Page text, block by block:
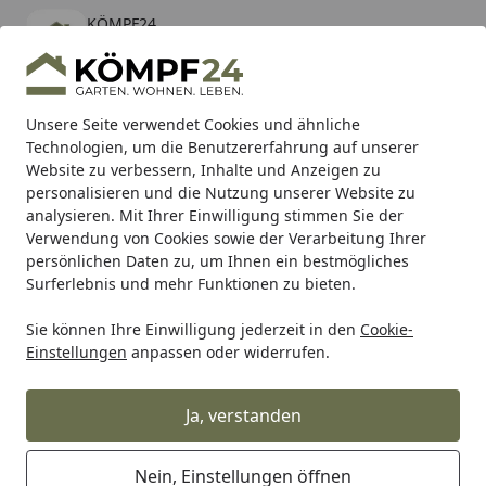
Unsere Seite verwendet Cookies und ähnliche
Technologien, um die Benutzererfahrung auf unserer
Website zu verbessern, Inhalte und Anzeigen zu
personalisieren und die Nutzung unserer Website zu
analysieren. Mit Ihrer Einwilligung stimmen Sie der
Verwendung von Cookies sowie der Verarbeitung Ihrer
persönlichen Daten zu, um Ihnen ein bestmögliches
Surferlebnis und mehr Funktionen zu bieten.
Sie können Ihre Einwilligung jederzeit in den Cookie-
Einstellungen anpassen oder widerrufen.
Ja, verstanden
Nein, Einstellungen öffnen
KÖMPF24
kostenlos - Im App Store
Hotline
Alle Produkte
Mein Konto
Suchen
Karibu Pools inkl. gratis Sandfilteranlage & Pool-
Starterset (Gesamtwert bis 468,99€)
Startseite
Grill Grillzubehör Grillgewürze & Grillsaucen
Wildfire Gewürzmischung Lebanese